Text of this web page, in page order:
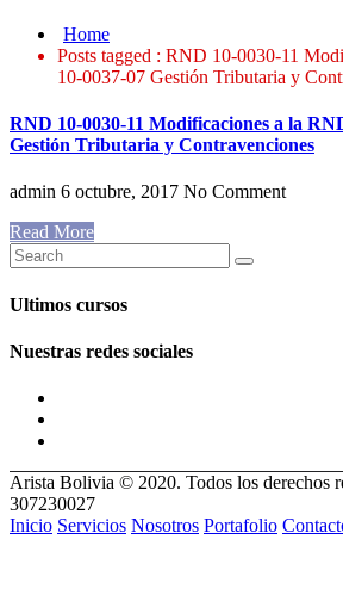
Home
Posts tagged : RND 10-0030-11
10-0037-07 Gestión Tributaria y
RND 10-0030-11 Modificaciones a la
Gestión Tributaria y Contravenciones
admin 6 octubre, 2017 No Comment
Read More
Ultimos cursos
Nuestras redes sociales
Arista Bolivia © 2020. Todos los derechos
307230027
Inicio Servicios Nosotros Portafolio